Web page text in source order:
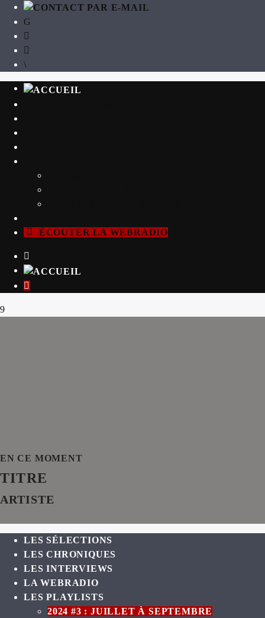
ÉCOUTER LA WEBRADIO
EN CE MOMENT
TITRE
ARTISTE
LES SÉLECTIONS
LES CHRONIQUES
LES INTERVIEWS
LA WEBRADIO
LES PLAYLISTS
2024 #3 : JUILLET À SEPTEMBRE